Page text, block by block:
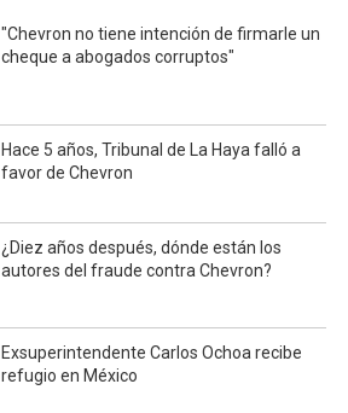
"Chevron no tiene intención de firmarle un
cheque a abogados corruptos"
Hace 5 años, Tribunal de La Haya falló a
favor de Chevron
¿Diez años después, dónde están los
autores del fraude contra Chevron?
Exsuperintendente Carlos Ochoa recibe
refugio en México